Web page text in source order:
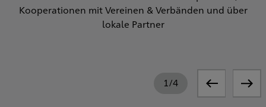
Kooperationen mit Vereinen & Verbänden und über
lokale Partner
1/4